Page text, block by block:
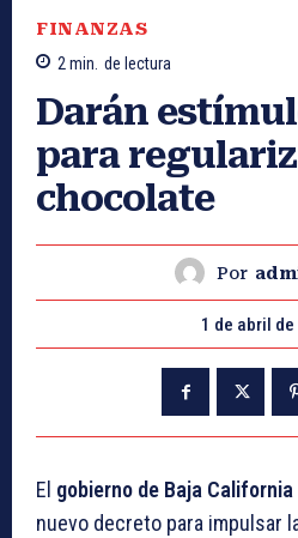
FINANZAS
2min. de lectura
Darán
para
chocolate
Por
1 de abril de
El gobierno de Baja California
nuevo decreto para impulsar